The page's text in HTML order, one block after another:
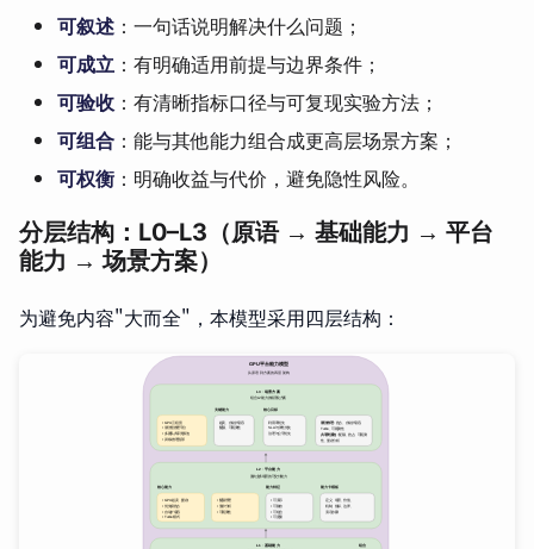
可叙述 ：一句话说明解决什么问题；
可成立 ：有明确适用前提与边界条件；
可验收 ：有清晰指标口径与可复现实验方法；
可组合 ：能与其他能力组合成更高层场景方案；
可权衡 ：明确收益与代价，避免隐性风险。
分层结构：L0–L3（原语 → 基础能力 → 平台
能力 → 场景方案）
为避免内容"大而全"，本模型采用四层结构：